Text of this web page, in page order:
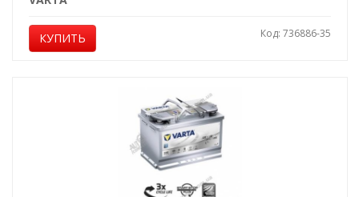
КУПИТЬ Код: 736886-35